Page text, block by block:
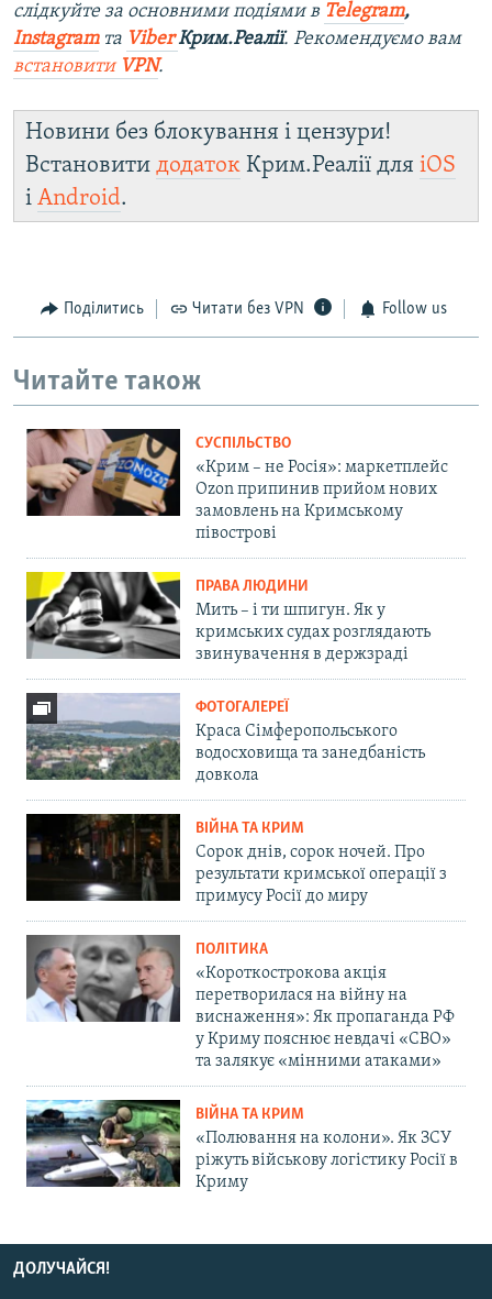
слідкуйте за основними подіями в Telegram,
Instagramта ViberКрим.Реалії. Рекомендуємо вам
встановити VPN.
Новини без блокування і цензури!
Встановити додаток Крим.Реалії для iOS
і Android.
Поділитись Читати без VPN Follow us
Читайте також
СУСПІЛЬСТВО
«Крим – не Росія»: маркетплейс
Ozon припинив прийом нових
замовлень на Кримському
півострові
ПРАВА ЛЮДИНИ
Мить – і ти шпигун. Як у
кримських судах розглядають
звинувачення в держзраді
ФОТОГАЛЕРЕЇ
Краса Сімферопольського
водосховища та занедбаність
довкола
ВІЙНА ТА КРИМ
Сорок днів, сорок ночей. Про
результати кримської операції з
примусу Росії до миру
ПОЛІТИКА
«Короткострокова акція
перетворилася на війну на
виснаження»: Як пропаганда РФ
у Криму пояснює невдачі «СВО»
та залякує «мінними атаками»
ВІЙНА ТА КРИМ
«Полювання на колони». Як ЗСУ
ріжуть військову логістику Росії в
Криму
ДОЛУЧАЙСЯ!